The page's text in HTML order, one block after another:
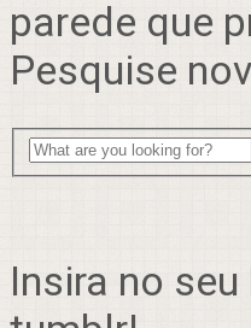
parede que
Pesquise
Insira no